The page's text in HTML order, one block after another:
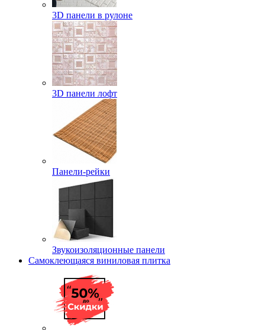
3D панели в рулоне
3D панели лофт
Панели-рейки
Звукоизоляционные панели
Самоклеющаяся виниловая плитка